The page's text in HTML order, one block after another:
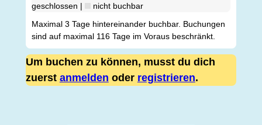
geschlossen |
nicht buchbar
Maximal 3 Tage hintereinander buchbar. Buchungen
sind auf maximal 116 Tage im Voraus beschränkt.
Um buchen zu können, musst du dich
zuerst anmelden oder registrieren.